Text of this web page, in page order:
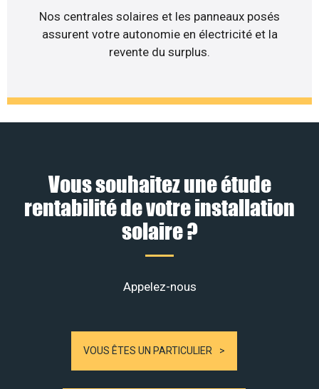
Nos centrales solaires et les panneaux posés
assurent votre autonomie en électricité et la
revente du surplus.
Vous souhaitez une étude
rentabilité de votre installation
solaire ?
Appelez-nous
VOUS ÊTES UN PARTICULIER